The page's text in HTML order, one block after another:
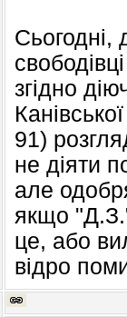
Сьогодні,
згідно
91)
не діяти
але
якщо
це, або
відро